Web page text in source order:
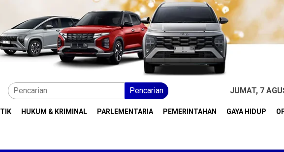
Pencarian JUMAT, 7
HUKUM & KRIMINAL PARLEMENTARIA PEMERINTAHAN GAYA HIDUP